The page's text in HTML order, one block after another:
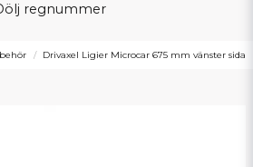
regnummer
Drivaxel Ligier Microcar 675 mm vänster sida